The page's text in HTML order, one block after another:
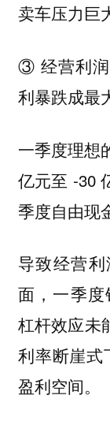
卖车压力巨
③ 经营利润
利暴跌成最
一季度理想
亿元至 -30
季度自由现
导致经营
面，一季
杠杆效应未
利率断崖式
盈利空间。